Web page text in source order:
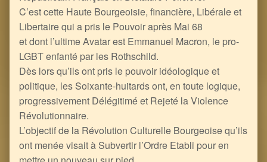
C’est cette Haute Bourgeoisie, financière, Libérale et
Libertaire qui a pris le Pouvoir après Mai 68
et dont l’ultime Avatar est Emmanuel Macron, le pro-
LGBT enfanté par les Rothschild.
Dès lors qu’ils ont pris le pouvoir idéologique et
politique, les Soixante-huitards ont, en toute logique,
progressivement Délégitimé et Rejeté la Violence
Révolutionnaire.
L’objectif de la Révolution Culturelle Bourgeoise qu’ils
ont menée visait à Subvertir l’Ordre Etabli pour en